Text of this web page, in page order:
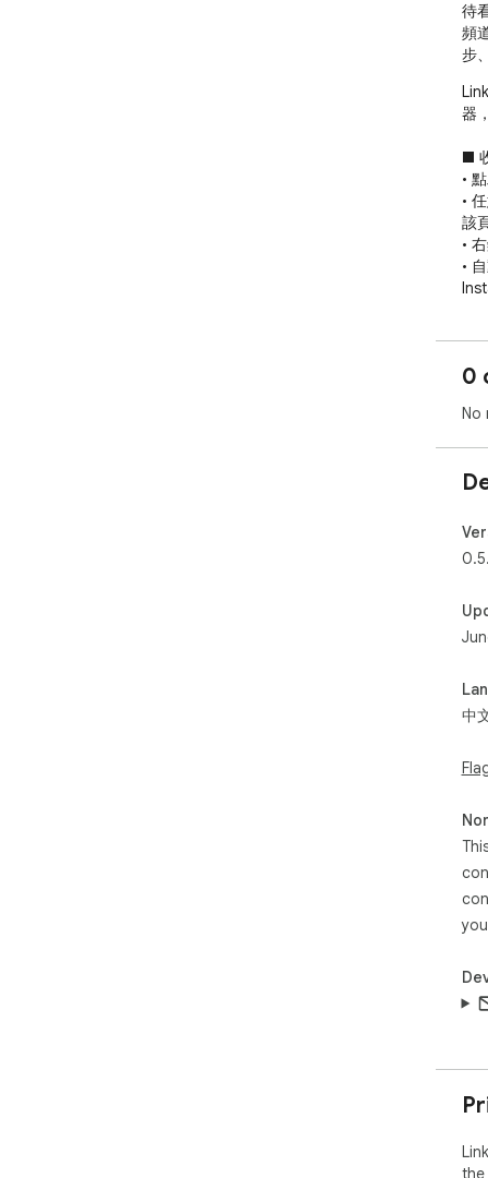
待
頻
步
器
■
•
•
該
•
•
子
名/
•
•
■
•
•
開
0
No
中
the